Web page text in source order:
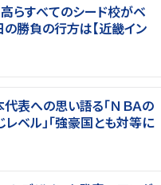
らすべてのシード校がベ
勝負の行方は【近畿イン
表への思い語る「ＮＢＡの
ベル」「強豪国とも対等に